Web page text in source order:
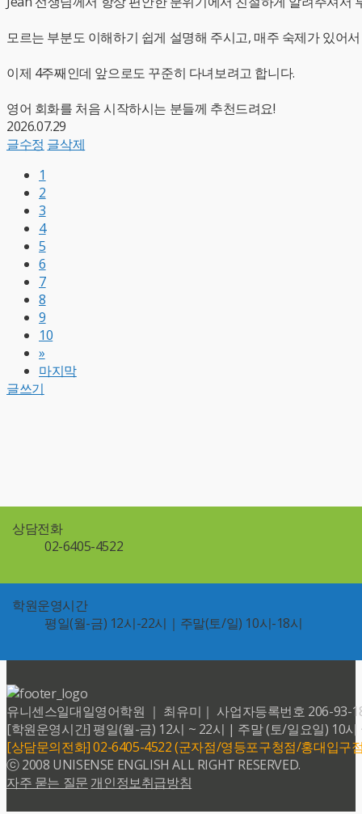
모르는 부분도 이해하기 쉽게 설명해 주시고, 매주 숙제가 있어
이제 4주째인데 앞으로도 꾸준히 다녀보려고 합니다.
영어 회화를 처음 시작하시는 분들께 추천드려요!
2026.07.29
글수정 글삭제
1
2
3
4
5
6
7
8
9
10
»
마지막
글쓰기
상담전화
02-6405-4522
학원운영시간
평일(월-금) 12시-22시｜주말(토/일) 10시-18시
유니센스일대일영어학원 ｜ 최유미｜ 사업자등록번호 206-93-
[학원운영시간] 평일(월-금) 12시 ~ 22시 | 주말 (토/일요일) 10시
[상담문의전화] 02-6405-4522 (군자점/영등포구청점/홍대입구
ⓒ 2008 UNISENSE ENGLISH ALL RIGHT RESERVED.
자주 묻는 질문 개인정보취급방침